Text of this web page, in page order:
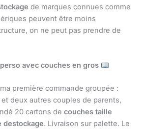
de marques connues comme
peuvent être moins
on ne peut pas prendre de
avec couches en gros
première commande groupée :
deux autres couples de parents,
20 cartons de couches taille
destockage. Livraison sur palette. Le